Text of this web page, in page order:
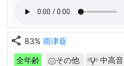
share 83% 雨津葵
全年齢
その他 中高音